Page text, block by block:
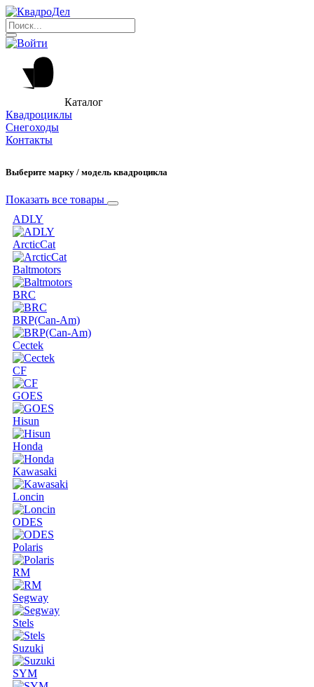
Каталог
Квадроциклы
Снегоходы
Контакты
Выберите марку / модель квадроцикла
Показать все товары
ADLY
ArcticCat
Baltmotors
BRC
BRP(Can-Am)
Cectek
CF
GOES
Hisun
Honda
Kawasaki
Loncin
ODES
Polaris
RM
Segway
Stels
Suzuki
SYM